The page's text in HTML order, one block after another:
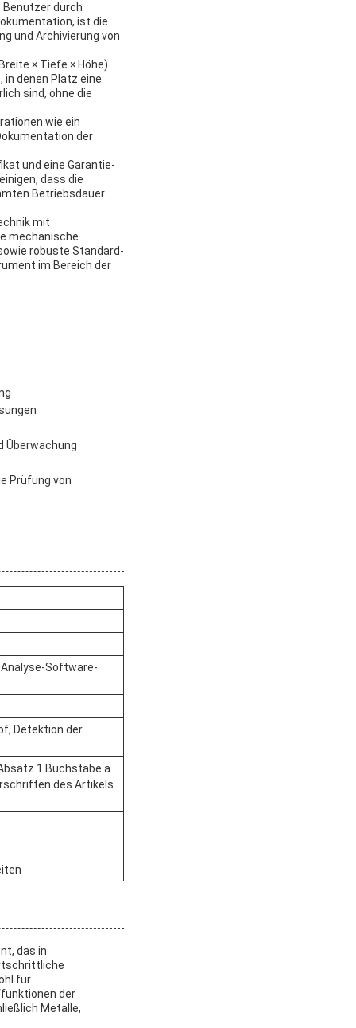
Benutzer durch
ist die
und Archivierung von
× Tiefe × Höhe)
denen Platz eine
sind, ohne die
wie ein
der
und eine Garantie-
dass die
Betriebsdauer
mit
mechanische
robuste Standard-
im Bereich der
Überwachung
Prüfung von
Software-
Detektion der
1 Buchstabe a
des Artikels
das in
für
der
Metalle,